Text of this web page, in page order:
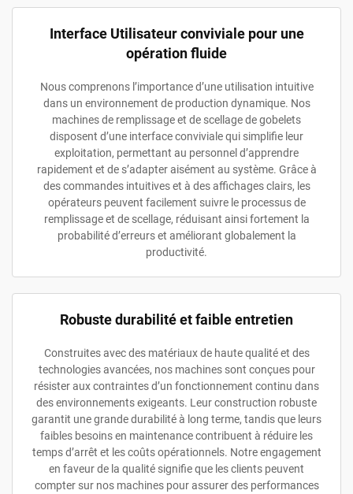
Interface Utilisateur conviviale pour une
opération fluide
Nous comprenons l’importance d’une utilisation intuitive
dans un environnement de production dynamique. Nos
machines de remplissage et de scellage de gobelets
disposent d’une interface conviviale qui simplifie leur
exploitation, permettant au personnel d’apprendre
rapidement et de s’adapter aisément au système. Grâce à
des commandes intuitives et à des affichages clairs, les
opérateurs peuvent facilement suivre le processus de
remplissage et de scellage, réduisant ainsi fortement la
probabilité d’erreurs et améliorant globalement la
productivité.
Robuste durabilité et faible entretien
Construites avec des matériaux de haute qualité et des
technologies avancées, nos machines sont conçues pour
résister aux contraintes d’un fonctionnement continu dans
des environnements exigeants. Leur construction robuste
garantit une grande durabilité à long terme, tandis que leurs
faibles besoins en maintenance contribuent à réduire les
temps d’arrêt et les coûts opérationnels. Notre engagement
en faveur de la qualité signifie que les clients peuvent
compter sur nos machines pour assurer des performances